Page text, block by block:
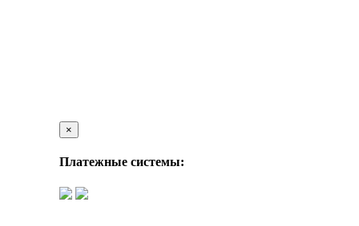
×
Платежные системы: